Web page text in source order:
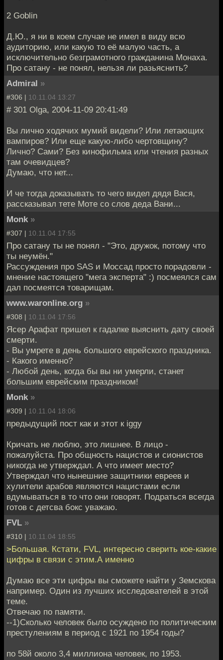
2 Goblin
Д.Ю., я ни в коем случае не имел в виду всю
аудиторию, или какую то её малую часть, а
исключительно безграмотного гражданина Монаха.
Про сатану - не понял, нельзя ли разьяснить?
Admiral »
#306 | 10.11.04 13:27
# 301 Olga, 2004-11-09 20:41:49
Вы лично ходячих мумий видели? Или летающих
вампиров? Или еще какую-либо чертовщину?
Лично? Сами? Без кинофильма или чтения разных
там очевидцев?
Думаю, что нет...
И че тогда доказывать то чего видел дядя Вася,
рассказывал тете Моте со слов деда Вани...
Monk »
#307 | 10.11.04 17:55
Про сатану ты не понял - "Это, дружок, потому что
ты неумён."
Рассуждения про SAS и Моссад просто порадовли -
мнение настоящего "мега эксперта" :) посмеялся сам
дал посмеятся товарищам.
www.waronline.org »
#308 | 10.11.04 17:56
Ясер Арафат пришел к гадалке выяснить дату своей
смерти.
- Вы умрете в день большого еврейского праздника.
- Какого именно?
- Любой день, когда бы вы ни умерли, станет
большим еврейским праздником!
Monk »
#309 | 10.11.04 18:06
предыдущий пост как и этот к iggy
Кричать не люблю, это лишнее. В лицо -
пожалуйста. Про общность нацистов и сионистов
никогда не утверждал. А что имеет место?
Утверждал что нынешние защитники евреев и
хулители арабов являются нацистами если
вдумываться в то что они говорят. Подраться всегда
готов с детсва бокс уважаю.
FVL »
#310 | 10.11.04 18:55
>Большая. Кстати, FVL, интересно сверить кое-какие
цифры в связи с этим.А именно
Думаю все эти цифры вы сможете найти у Земскова
например. Один из лучших исследователей в этой
теме.
Отвечаю по памяти.
--1)Сколько человек было осуждено по политическим
престулениям в период с 1921 по 1954 годы?
по 58й около 3,4 миллиона человек, по 1953.